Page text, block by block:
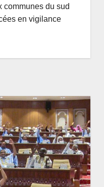
communes du sud
en vigilance